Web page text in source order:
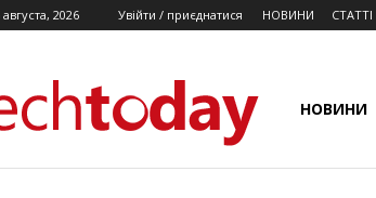
2026 Увійти / приєднатися НОВИНИ СТАТТІ
НОВИНИ